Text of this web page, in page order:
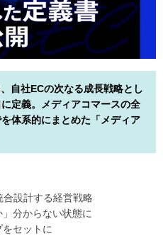
自社ECの次なる成長戦略とし
定義。メディアコマースの全
体系的にまとめた「メディア
設計する経営戦略
分からない状態に
セットに